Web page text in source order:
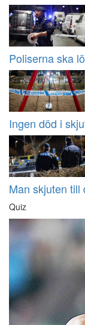
Poliserna ska
Ingen död i
Man skjuten till
Quiz